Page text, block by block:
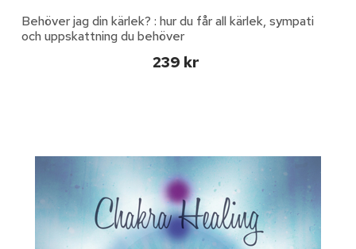
Behöver jag din kärlek? : hur du får all kärlek, sympati
och uppskattning du behöver
239 kr